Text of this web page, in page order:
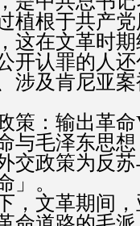
植根于共产
这在文革时
开认罪的人
涉及肯尼亚
策：输出革
与毛泽东思想
交政策为反
」。
，文革期间